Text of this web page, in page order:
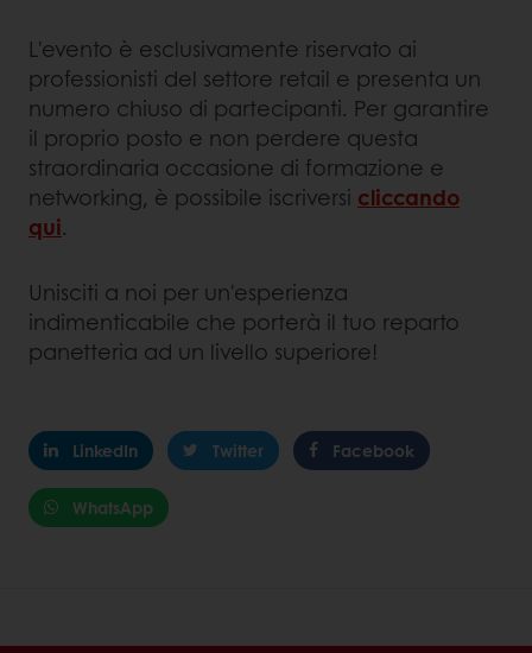
L'evento è esclusivamente riservato ai
professionisti del settore retail e presenta un
numero chiuso di partecipanti. Per garantire
il proprio posto e non perdere questa
straordinaria occasione di formazione e
networking, è possibile iscriversi cliccando
qui.
Unisciti a noi per un'esperienza
indimenticabile che porterà il tuo reparto
panetteria ad un livello superiore!
LinkedIn Twitter Facebook
WhatsApp